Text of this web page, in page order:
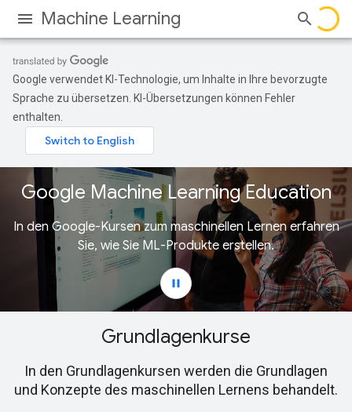
Machine Learning
Google verwendet KI-Technologie, um Inhalte in Ihre bevorzugte
Sprache zu übersetzen. KI-Übersetzungen können Fehler
enthalten.
Grundlagenkurse
In den Grundlagenkursen werden die Grundlagen
und Konzepte des maschinellen Lernens behandelt.